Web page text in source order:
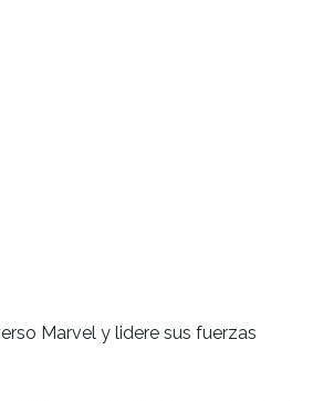
Marvel y lidere sus fuerzas